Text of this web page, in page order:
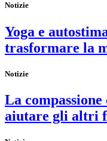
Notizie
Yoga e
trasformare la
Notizie
La
aiutare gli altri